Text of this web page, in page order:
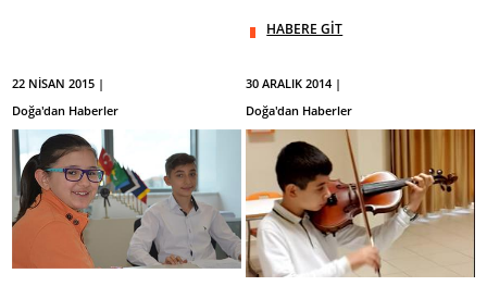
HABERE GİT
22 NİSAN 2015 |
Doğa'dan Haberler
30 ARALIK 2014 |
Doğa'dan Haberler